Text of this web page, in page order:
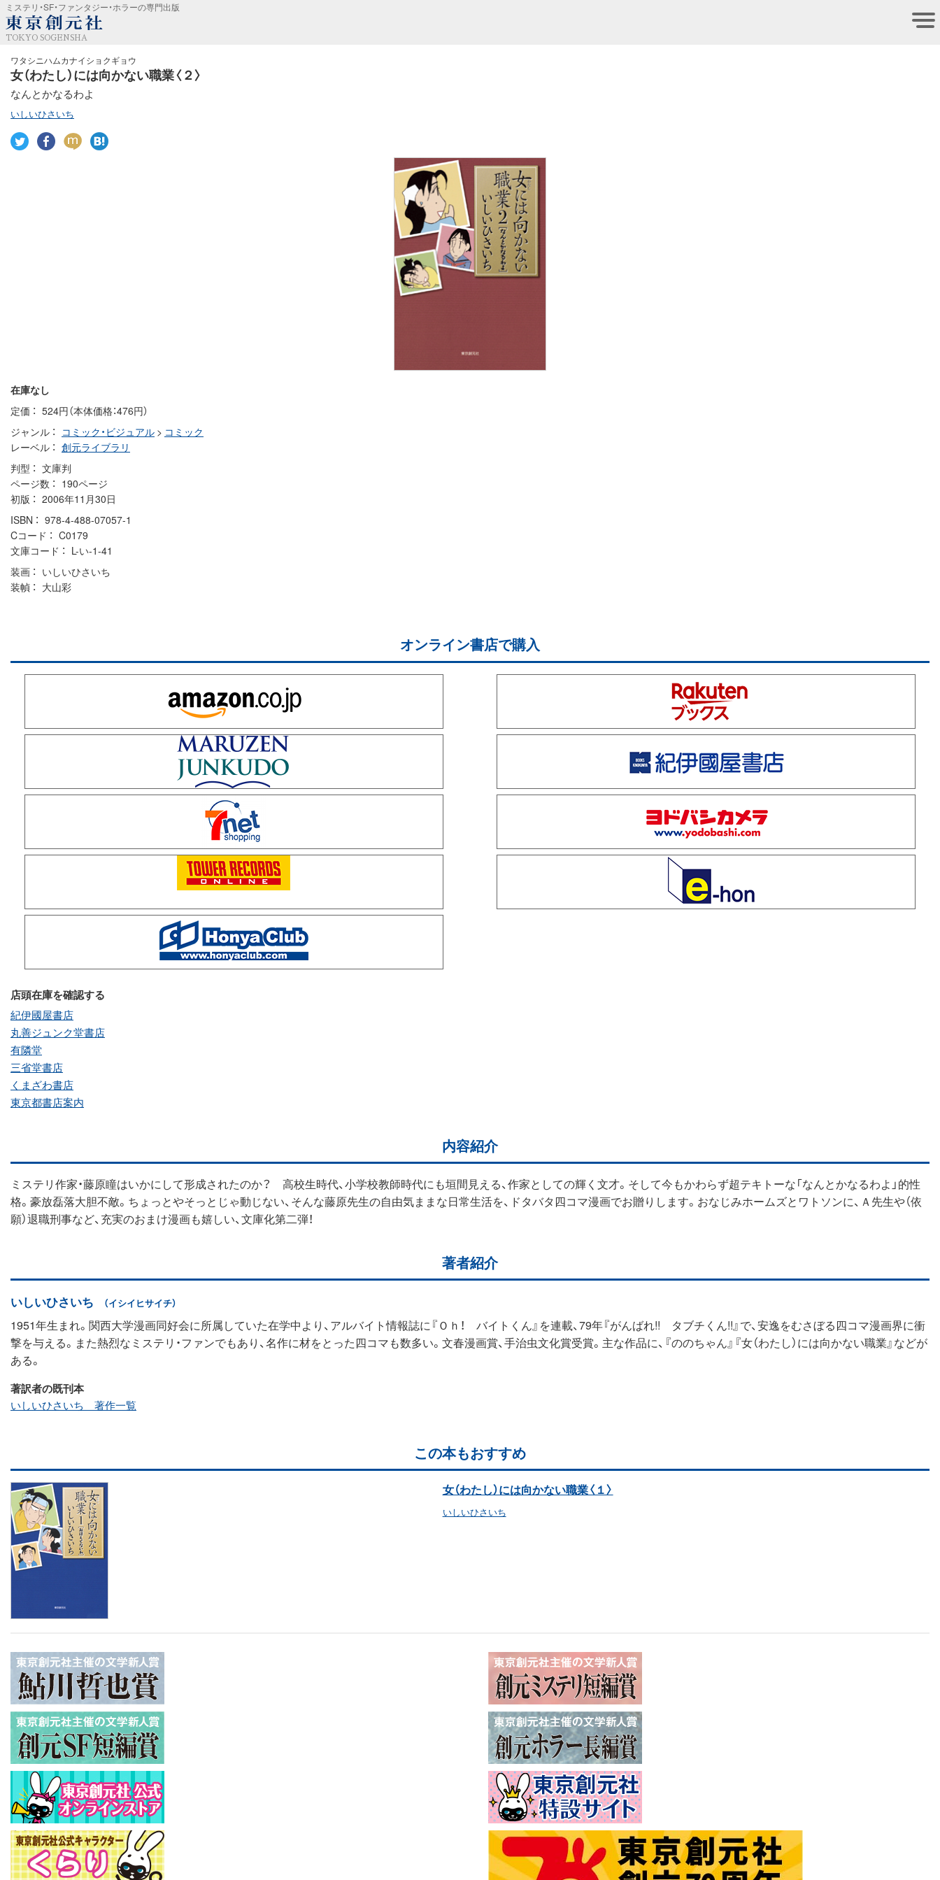
ミステリ・SF・ファンタジー・ホラーの専門出版
TOKYO SOGENSHA
ワタシニハムカナイショクギョウ
女（わたし）には向かない職業〈２〉
なんとかなるわよ
いしいひさいち
在庫なし
定価
524円（本体価格：476円）
ジャンル
コミック・ビジュアル > コミック
レーベル
創元ライブラリ
判型
文庫判
ページ数
190ページ
初版
2006年11月30日
ISBN
978-4-488-07057-1
Cコード
C0179
文庫コード
L-い-1-41
装画
いしいひさいち
装幀
大山彩
オンライン書店で購入
店頭在庫を確認する
紀伊國屋書店
丸善ジュンク堂書店
有隣堂
三省堂書店
くまざわ書店
東京都書店案内
内容紹介
ミステリ作家・藤原瞳はいかにして形成されたのか？ 高校生時代、小学校教師時代にも垣間見える、作家としての輝く文才。そして今もかわらず超テキトーな「なんとかなるわよ」的性
格。豪放磊落大胆不敵。ちょっとやそっとじゃ動じない、そんな藤原先生の自由気ままな日常生活を、ドタバタ四コマ漫画でお贈りします。おなじみホームズとワトソンに、Ａ先生や（依
願）退職刑事など、充実のおまけ漫画も嬉しい、文庫化第二弾！
著者紹介
いしいひさいち （イシイヒサイチ）
1951年生まれ。関西大学漫画同好会に所属していた在学中より、アルバイト情報誌に『Ｏｈ！ バイトくん』を連載、79年『がんばれ!! タブチくん!!』で、安逸をむさぼる四コマ漫画界に衝
撃を与える。また熱烈なミステリ・ファンでもあり、名作に材をとった四コマも数多い。文春漫画賞、手治虫文化賞受賞。主な作品に、『ののちゃん』『女（わたし）には向かない職業』などが
ある。
著訳者の既刊本
いしいひさいち 著作一覧
この本もおすすめ
女（わたし）には向かない職業〈１〉
いしいひさいち